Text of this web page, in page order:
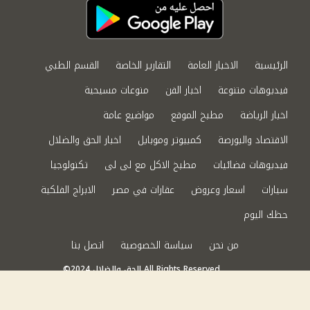
الرئيسية الاخبار العامة التقارير الخاصة
القسم الطبي
فيديوهات متنوعة
اخبار الفن
منوعات مسيحية
اخبار الرياضة
مطبخ الموقع
مواضيع عامة
الاقتصاد والبورصة
كمبيوتر وموبايل
اخبار الحق والضلال
فيديوهات فضائيات
مطبخ الاكل مع لى لى
تكنولوجيا
سيارات
اسعار وعروض عقارات في مصر
الابراج الفلكية
حظك اليوم
من نحن
سياسة الخصوصية اتصل بنا
©2024 الحق والضلال All Rights Reserved.